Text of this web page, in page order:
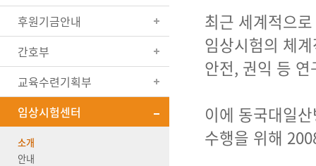
후원기금안내
간호부
교육수련기획부
임상시험센터
소개
안내
최근 세계적으
임상시험의 체
안전, 권익 등
이에 동국대일
수행을 위해